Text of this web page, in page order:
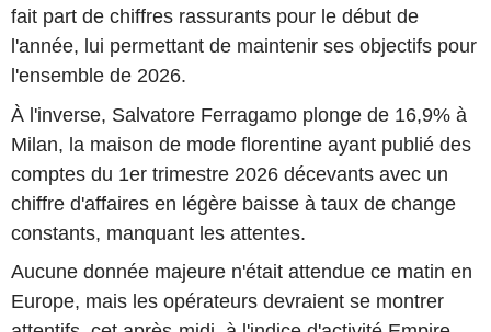
fait part de chiffres rassurants pour le début de
l'année, lui permettant de maintenir ses objectifs pour
l'ensemble de 2026.
À l'inverse, Salvatore Ferragamo plonge de 16,9% à
Milan, la maison de mode florentine ayant publié des
comptes du 1er trimestre 2026 décevants avec un
chiffre d'affaires en légère baisse à taux de change
constants, manquant les attentes.
Aucune donnée majeure n'était attendue ce matin en
Europe, mais les opérateurs devraient se montrer